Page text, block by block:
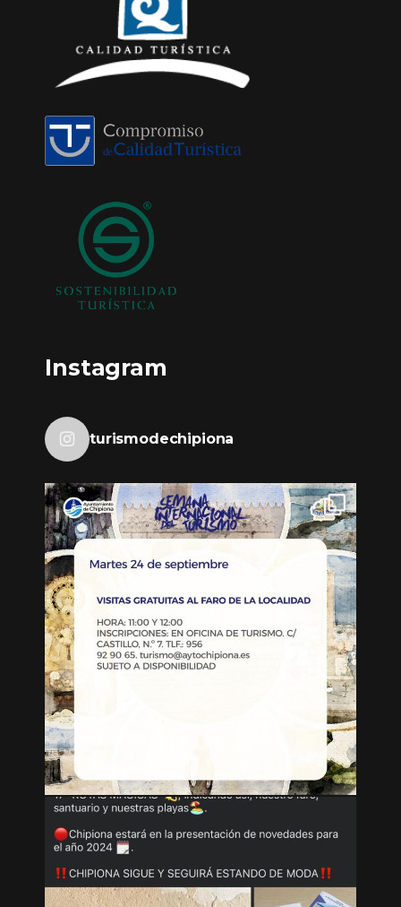
Instagram
turismodechipiona